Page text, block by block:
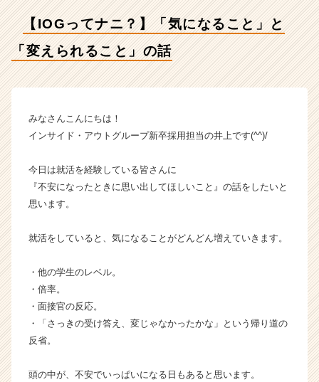
ル
ー
プ
の
ラ
イ
|
ベ
ー・
ら
ウ
【IOGってナニ？】「気になること」と
「変えられること」の話
みなさんこんにちは！
インサイド・アウトグループ新卒採用担当の井上です(^^)/
今日は就活を経験している皆さんに
『不安になったときに思い出してほしいこと』の話をしたいと
思います。
就活をしていると、気になることがどんどん増えていきます。
・他の学生のレベル。
・倍率。
・面接官の反応。
・「さっきの受け答え、変じゃなかったかな」という帰り道の
反省。
頭の中が、不安でいっぱいになる日もあると思います。